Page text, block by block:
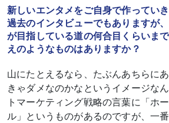
新しいエンタメをご自身で作ってい
過去のインタビューでもありますが
が目指している道の何合目くらいま
えのようなものはありますか？
山にたとえるなら、たぶんあちらに
きゃダメなのかなというイメージな
トマーケティング戦略の言葉に「ホ
ル」というものがあるのですが、一